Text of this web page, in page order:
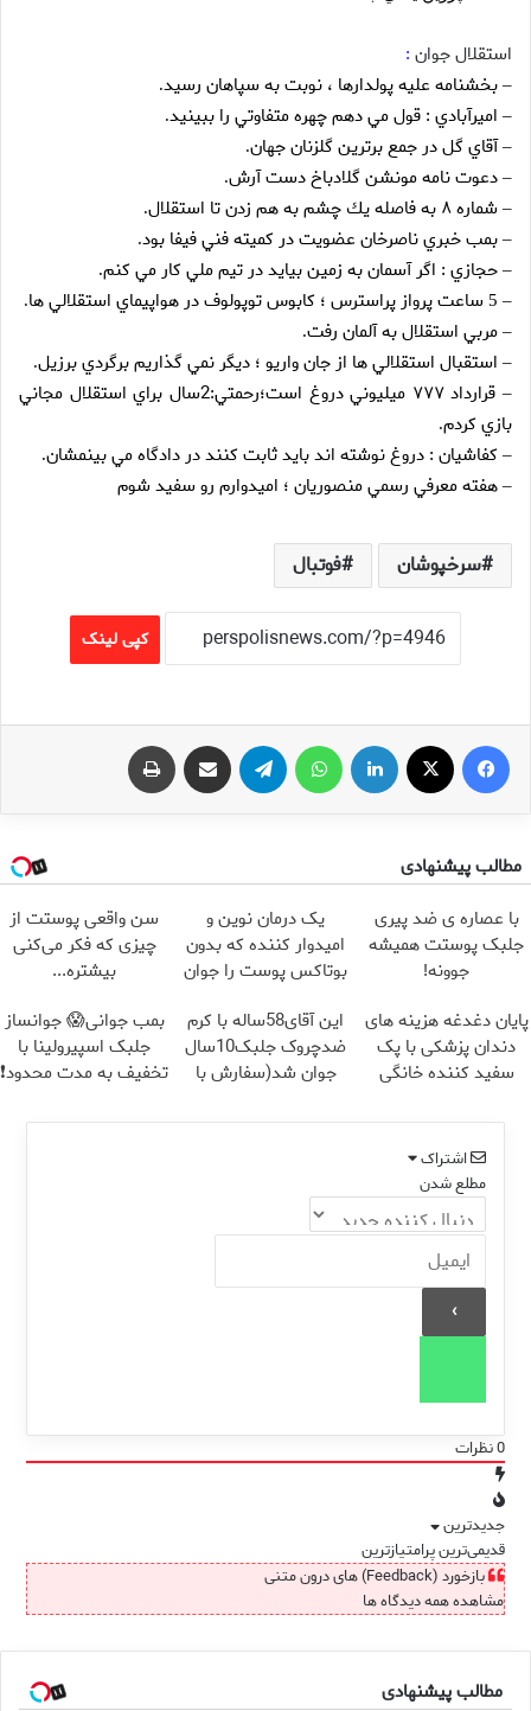
استقلال جوان :
– بخشنامه عليه پولدارها ، نوبت به سپاهان رسيد.
– اميرآبادي : قول مي دهم چهره متفاوتي را ببينيد.
–آقاي گل در جمع برترين گلزنان جهان.
– دعوت نامه مونشن گلادباخ دست آرش.
– شماره ۸ به فاصله يك چشم به هم زدن تا استقلال
.
– بمب خبري ناصرخان عضويت در كميته فني فيفا بود.
– حجازي : اگر آسمان به زمين بيايد در تيم ملي كار مي كنم.
– 5
ساعت پرواز پراسترس ؛ كابوس توپولوف در هواپيماي استقلالي ها.
– مربي استقلال به آلمان رفت.
– استقبال استقلالي ها از جان واريو ؛ ديگر نمي گذاريم برگردي برزيل.
–
قرارداد ۷۷۷ ميليوني دروغ است؛رحمتي:2سال براي استقلال مجاني
بازي كردم.
– كفاشيان : دروغ نوشته اند بايد ثابت كنند در دادگاه مي بينمشان.
– هفته معرفي رسمي منصوريان ؛ اميدوارم رو سفيد شوم
سرخپوشان فوتبال
کپی لینک
فیس بوک لینکدین تلگرام اشتراک گذاری از طریق ایمیل
مطالب پیشنهادی
با عصاره ی ضد پیری
جلبک پوستت همیشه
جوونه!
یک درمان نوین و
امیدوار کننده که بدون
بوتاکس پوست را جوان
سن واقعی پوستت از
چیزی که فکر می‌کنی
بیشتره...
پایان دغدغه هزینه های
دندان پزشکی با پک
سفید کننده خانگی
این آقای58ساله با کرم
ضدچروک جلبک10سال
جوان شد(سفارش با
بمب جوانی😱 جوانساز
جلبک اسپیرولینا با
تخفیف به مدت محدود❗
اشتراک
مطلع شدن
0نظرات
جدیدترین
قدیمی‌ترینپرامتیازترین
بازخورد (Feedback) های درون متنی
مشاهده همه دیدگاه ها
مطالب پیشنهادی